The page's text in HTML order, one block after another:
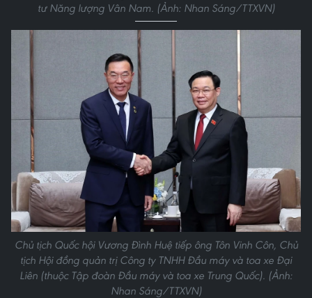
tư Năng lượng Vân Nam. (Ảnh: Nhan Sáng/TTXVN)
Chủ tịch Quốc hội Vương Đình Huệ tiếp ông Tôn Vinh Côn, Chủ
tịch Hội đồng quản trị Công ty TNHH Đầu máy và toa xe Đại
Liên (thuộc Tập đoàn Đầu máy và toa xe Trung Quốc). (Ảnh:
Nhan Sáng/TTXVN)